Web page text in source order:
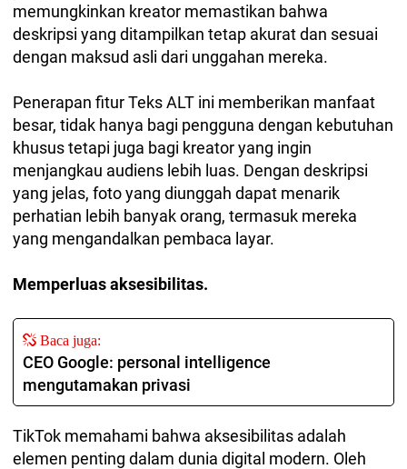
memungkinkan kreator memastikan bahwa
deskripsi yang ditampilkan tetap akurat dan sesuai
dengan maksud asli dari unggahan mereka.
Penerapan fitur Teks ALT ini memberikan manfaat
besar, tidak hanya bagi pengguna dengan kebutuhan
khusus tetapi juga bagi kreator yang ingin
menjangkau audiens lebih luas. Dengan deskripsi
yang jelas, foto yang diunggah dapat menarik
perhatian lebih banyak orang, termasuk mereka
yang mengandalkan pembaca layar.
Memperluas aksesibilitas.
Baca juga:
CEO Google: personal intelligence
mengutamakan privasi
TikTok memahami bahwa aksesibilitas adalah
elemen penting dalam dunia digital modern. Oleh